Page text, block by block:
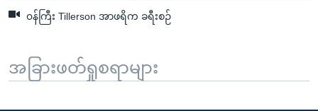
၀န်ကြီး Tillerson အာဖရိက ခရီးစဉ်
အခြားဖတ်ရှုစရာများ